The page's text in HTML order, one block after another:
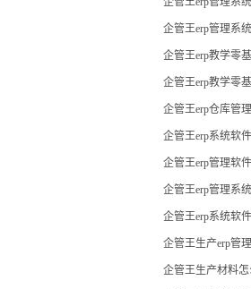
企管王erp管理系
企管王erp教学零
企管王erp教学零
企管王erp仓库管
企管王erp系统软
企管王erp管理软
企管王erp管理系
企管王erp系统软
企管王生产erp管
企管王生产材料